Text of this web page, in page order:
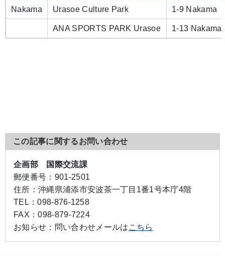
Nakama Urasoe Culture Park 1-9 Nakama
ANA SPORTS PARK Urasoe 1-13 Nakama
この記事に関するお問い合わせ
企画部 国際交流課
郵便番号： 901-2501
住所： 沖縄県浦添市安波茶一丁目1番1号本庁4階
TEL：098-876-1258
FAX：098-879-7224
お知らせ： 問い合わせメールは こちら